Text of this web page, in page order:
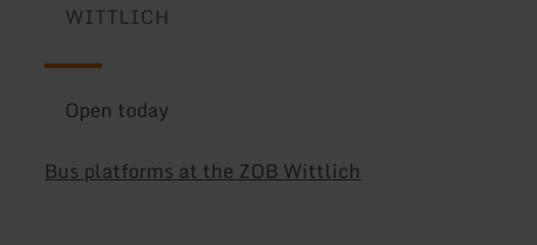
WITTLICH
Open today
Bus platforms at the ZOB Wittlich